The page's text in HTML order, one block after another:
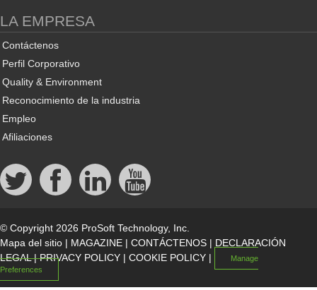
LA EMPRESA
Contáctenos
Perfil Corporativo
Quality & Environment
Reconocimiento de la industria
Empleo
Afiliaciones
© Copyright 2026 ProSoft Technology, Inc.
Mapa del sitio | MAGAZINE | CONTÁCTENOS | DECLARACIÓN
LEGAL|PRIVACY POLICY | COOKIE POLICY |
Manage
Preferences